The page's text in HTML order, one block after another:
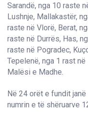
Sarandë, nga 10 raste
Lushnje, Mallakastër,
raste në Vlorë, Berat,
raste në Durrës, Has,
raste në Pogradec,
Tepelenë, nga 1 rast
Malësi e Madhe.
Në 24 orët e fundit
numrin e të shëruarve